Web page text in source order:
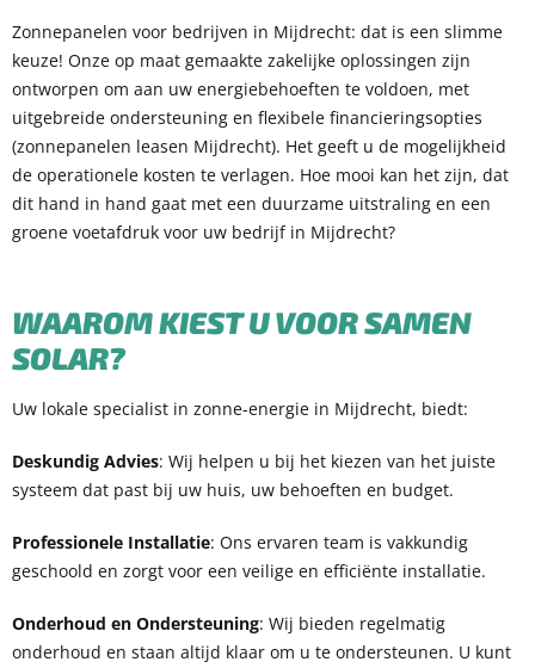
Zonnepanelen voor bedrijven in Mijdrecht: dat is een slimme
keuze! Onze op maat gemaakte zakelijke oplossingen zijn
ontworpen om aan uw energiebehoeften te voldoen, met
uitgebreide ondersteuning en flexibele financieringsopties
(zonnepanelen leasen Mijdrecht). Het geeft u de mogelijkheid
de operationele kosten te verlagen. Hoe mooi kan het zijn, dat
dit hand in hand gaat met een duurzame uitstraling en een
groene voetafdruk voor uw bedrijf in Mijdrecht?
WAAROM KIEST U VOOR SAMEN
SOLAR?
Uw lokale specialist in zonne-energie in Mijdrecht, biedt:
Deskundig Advies: Wij helpen u bij het kiezen van het juiste
systeem dat past bij uw huis, uw behoeften en budget.
Professionele Installatie: Ons ervaren team is vakkundig
geschoold en zorgt voor een veilige en efficiënte installatie.
Onderhoud en Ondersteuning: Wij bieden regelmatig
onderhoud en staan altijd klaar om u te ondersteunen. U kunt